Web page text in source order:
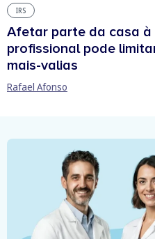
IRS
Afetar parte da casa
profissional pode
mais-valias
Rafael Afonso